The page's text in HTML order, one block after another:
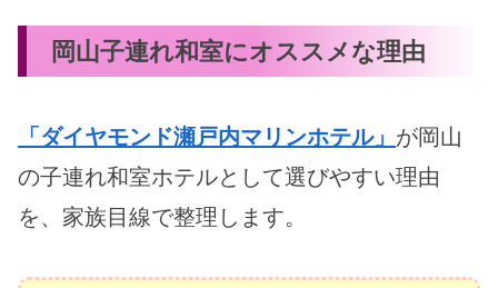
岡山子連れ和室にオススメな理由
「ダイヤモンド瀬戸内マリンホテル」 が岡山
の子連れ和室ホテルとして選びやすい理由
を、家族目線で整理します。